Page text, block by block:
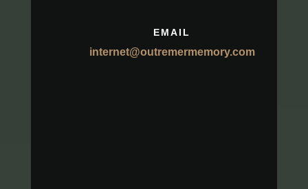
EMAIL
internet@outremermemory.com